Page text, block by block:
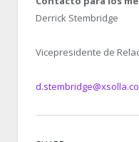
Derrick Stembridge
Vicepresidente de